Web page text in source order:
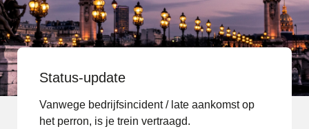
Status-update
Vanwege bedrijfsincident / late aankomst op
het perron, is je trein vertraagd.